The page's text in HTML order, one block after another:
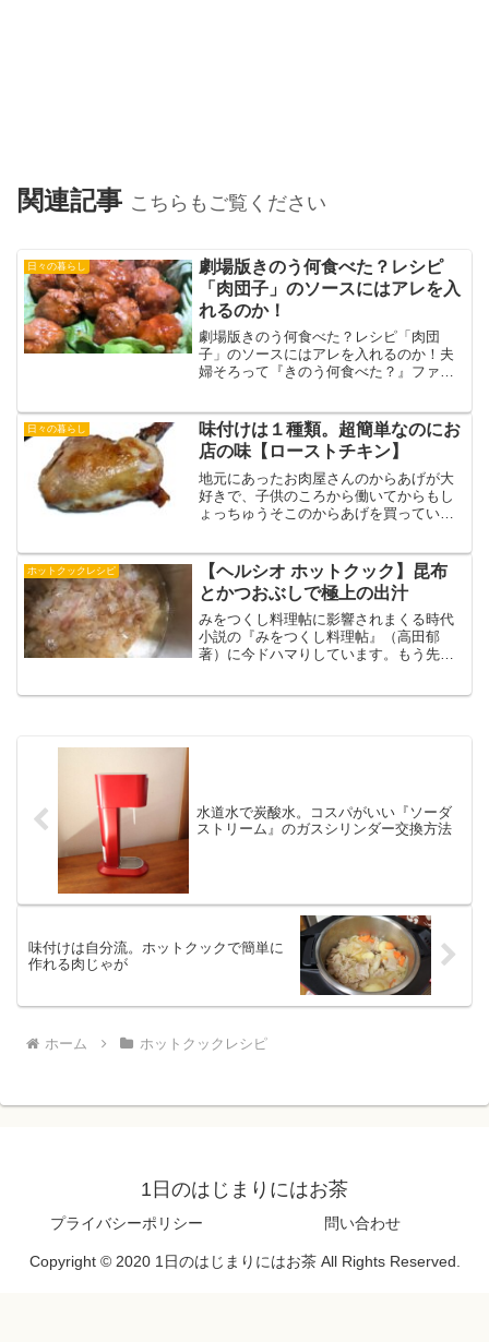
関連記事 こちらもご覧ください
日々の暮らし
劇場版きのう何食べた？レシピ
「肉団子」のソースにはアレを入
れるのか！
劇場版きのう何食べた？レシピ「肉団
子」のソースにはアレを入れるのか！夫
婦そろって『きのう何食べた？』ファン
(function(b,c,f,g,a,d,e){b.MoshimoAffil...
日々の暮らし
味付けは１種類。超簡単なのにお
店の味【ローストチキン】
地元にあったお肉屋さんのからあげが大
好きで、子供のころから働いてからもし
ょっちゅうそこのからあげを買っていま
て、地域の再開発で店が閉店すると聞い
た時姉はお肉屋に飛んでい...
ホットクックレシピ
【ヘルシオ ホットクック】昆布
とかつおぶしで極上の出汁
みをつくし料理帖に影響されまくる時代
小説の『みをつくし料理帖』（高田郁
著）に今ドハマりしています。もう先が
水道水で炭酸水。コスパがいい『ソーダ
ストリーム』のガスシリンダー交換方法
味付けは自分流。ホットクックで簡単に
作れる肉じゃが
ホーム ホットクックレシピ
1日のはじまりにはお茶
プライバシーポリシー 問い合わせ
Copyright © 2020 1日のはじまりにはお茶 All Rights Reserved.